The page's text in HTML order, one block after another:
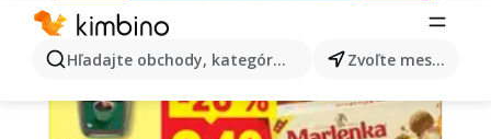
Hľadajte obchody, kategórie, produkty... Zvoľte mesto